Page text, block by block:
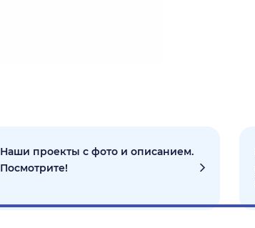
Наши проекты с фото и описанием.
Посмотрите!